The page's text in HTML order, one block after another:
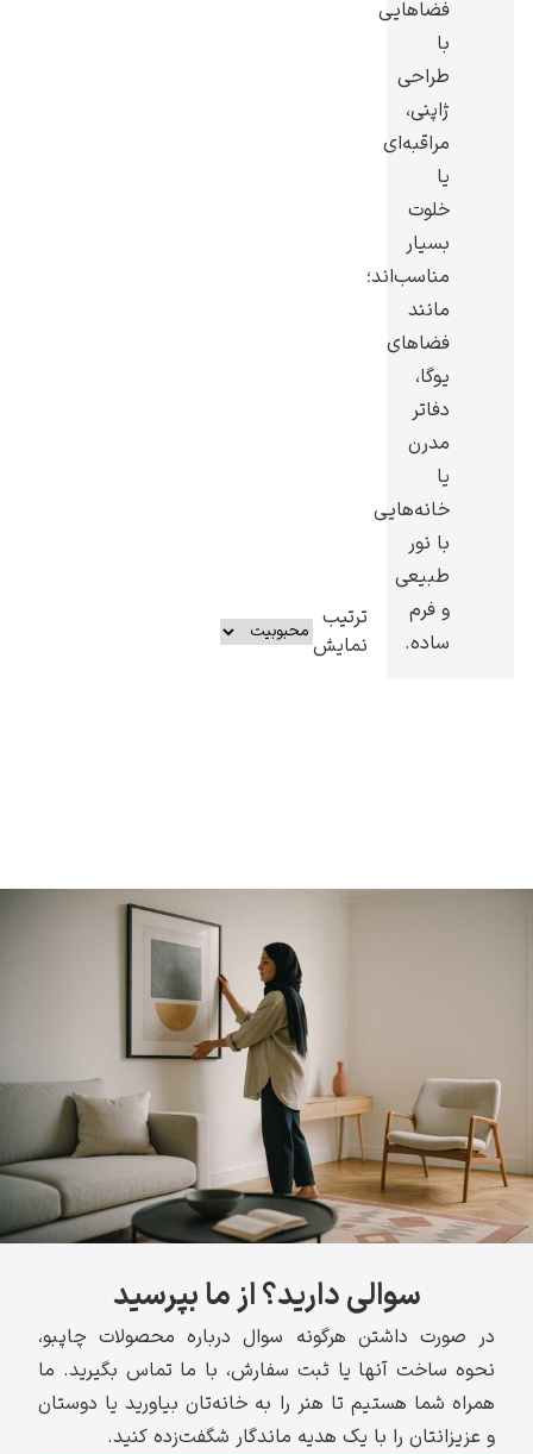
فضاهایی
با
طراحی
ژاپنی،
مراقبه‌ای
یا
خلوت
بسیار
مناسب‌اند؛
مانند
فضاهای
یوگا،
دفاتر
مدرن
یا
خانه‌هایی
با نور
طبیعی
و فرم
ساده.
ترتیب
نمایش
سوالی دارید؟ از ما بپرسید
در صورت داشتن هرگونه سوال درباره محصولات چاپبو،
نحوه ساخت آنها یا ثبت سفارش، با ما تماس بگیرید. ما
همراه شما هستیم تا هنر را به خانه‌تان بیاورید یا دوستان
و عزیزانتان را با یک هدیه ماندگار شگفت‌زده کنید.